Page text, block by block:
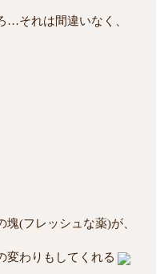
…それは間違いなく、
(フレッシュな薬)が、
変わりもしてくれる